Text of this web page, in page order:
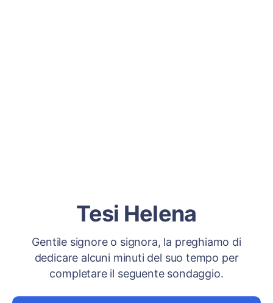
Tesi Helena
Gentile signore o signora, la preghiamo di
dedicare alcuni minuti del suo tempo per
completare il seguente sondaggio.